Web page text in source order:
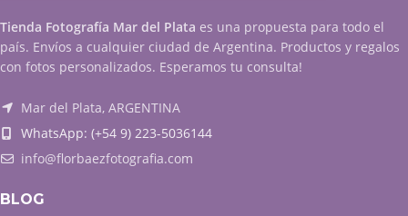
Tienda Fotografía Mar del Plata es una propuesta para todo el
país. Envíos a cualquier ciudad de Argentina. Productos y regalos
con fotos personalizados. Esperamos tu consulta!
Mar del Plata, ARGENTINA
WhatsApp: (+54 9) 223-5036144
info@florbaezfotografia.com
BLOG